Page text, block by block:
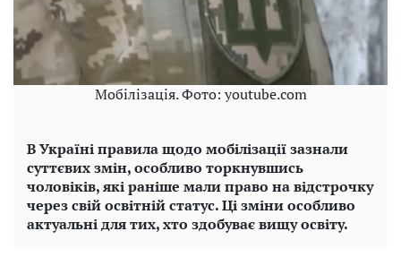
Мобілізація. Фото: youtube.com
В Україні правила щодо мобілізації зазнали
суттєвих змін, особливо торкнувшись
чоловіків, які раніше мали право на відстрочку
через свій освітній статус. Ці зміни особливо
актуальні для тих, хто здобуває вищу освіту.